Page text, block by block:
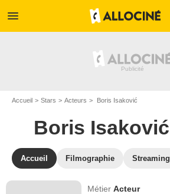
menu
Accueil Stars Acteurs Boris Isaković
Boris Isaković
Accueil Filmographie Streaming
MétierActeur